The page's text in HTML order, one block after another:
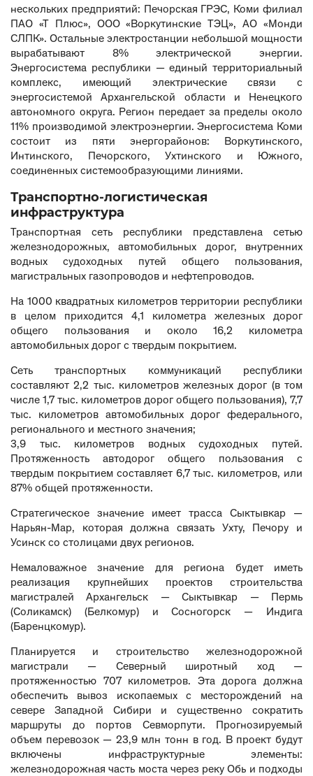
нескольких предприятий: Печорская ГРЭС, Коми филиал
ПАО «Т Плюс», ООО «Воркутинские ТЭЦ», АО «Монди
СЛПК». Остальные электростанции небольшой мощности
вырабатывают 8% электрической энергии.
Энергосистема республики — единый территориальный
комплекс, имеющий электрические связи с
энергосистемой Архангельской области и Ненецкого
автономного округа. Регион передает за пределы около
11% производимой электроэнергии. Энергосистема Коми
состоит из пяти энергорайонов: Воркутинского,
Интинского, Печорского, Ухтинского и Южного,
соединенных системообразующими линиями.
Транспортно-логистическая
инфраструктура
Транспортная сеть республики представлена сетью
железнодорожных, автомобильных дорог, внутренних
водных судоходных путей общего пользования,
магистральных газопроводов и нефтепроводов.
На 1000 квадратных километров территории республики
в целом приходится 4,1 километра железных дорог
общего пользования и около 16,2 километра
автомобильных дорог с твердым покрытием.
Сеть транспортных коммуникаций республики
составляют 2,2 тыс. километров железных дорог (в том
числе 1,7 тыс. километров дорог общего пользования), 7,7
тыс. километров автомобильных дорог федерального,
регионального и местного значения;
3,9 тыс. километров водных судоходных путей.
Протяженность автодорог общего пользования с
твердым покрытием составляет 6,7 тыс. километров, или
87% общей протяженности.
Стратегическое значение имеет трасса Сыктывкар —
Нарьян-Мар, которая должна связать Ухту, Печору и
Усинск со столицами двух регионов.
Немаловажное значение для региона будет иметь
реализация крупнейших проектов строительства
магистралей Архангельск — Сыктывкар — Пермь
(Соликамск) (Белкомур) и Сосногорск — Индига
(Баренцкомур).
Планируется и строительство железнодорожной
магистрали — Северный широтный ход —
протяженностью 707 километров. Эта дорога должна
обеспечить вывоз ископаемых с месторождений на
севере Западной Сибири и существенно сократить
маршруты до портов Севморпути. Прогнозируемый
объем перевозок — 23,9 млн тонн в год. В проект будут
включены инфраструктурные элементы:
железнодорожная часть моста через реку Обь и подходы